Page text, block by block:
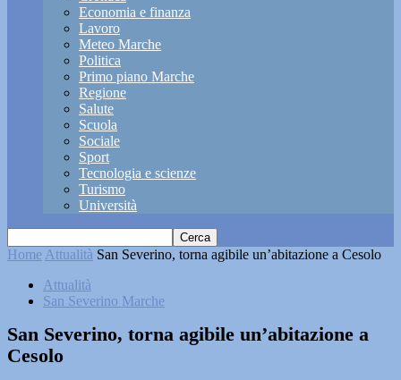
Economia e finanza
Lavoro
Meteo Marche
Politica
Primo piano Marche
Regione
Salute
Scuola
Sociale
Sport
Tecnologia e scienze
Turismo
Università
Home Attualità San Severino, torna agibile un’abitazione a Cesolo
Attualità
San Severino Marche
San Severino, torna agibile un’abitazione a
Cesolo